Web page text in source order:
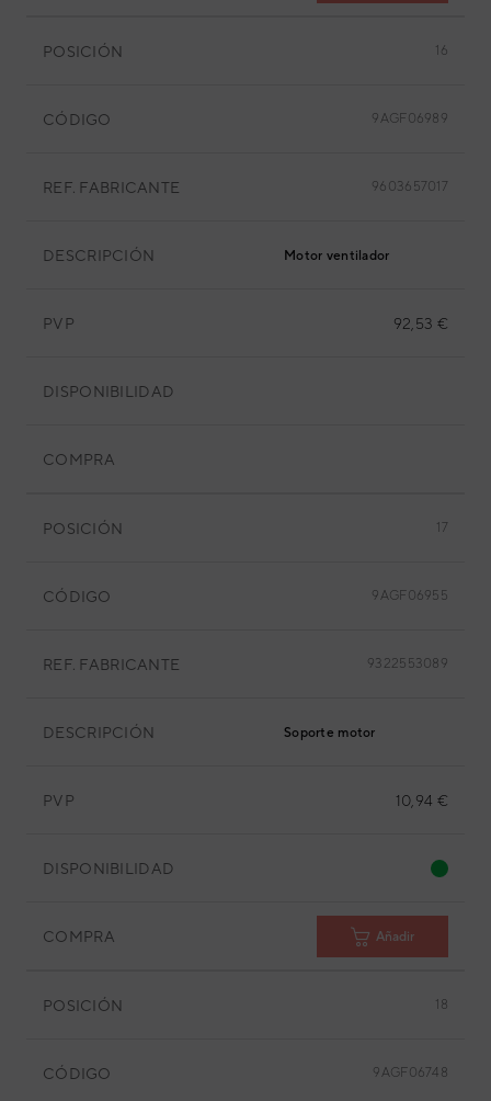
POSICIÓN 16
CÓDIGO 9AGF06989
REF. FABRICANTE 9603657017
DESCRIPCIÓN Motor ventilador
PVP 92,53 €
DISPONIBILIDAD
COMPRA
POSICIÓN 17
CÓDIGO 9AGF06955
REF. FABRICANTE 9322553089
DESCRIPCIÓN Soporte motor
PVP 10,94 €
DISPONIBILIDAD
COMPRA Añadir
POSICIÓN 18
CÓDIGO 9AGF06748